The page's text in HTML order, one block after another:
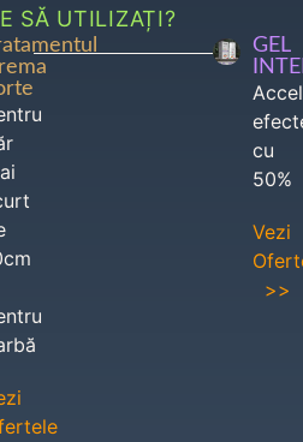
SĂ UTILIZAȚI?
GEL
cu
50%
Vezi
>>